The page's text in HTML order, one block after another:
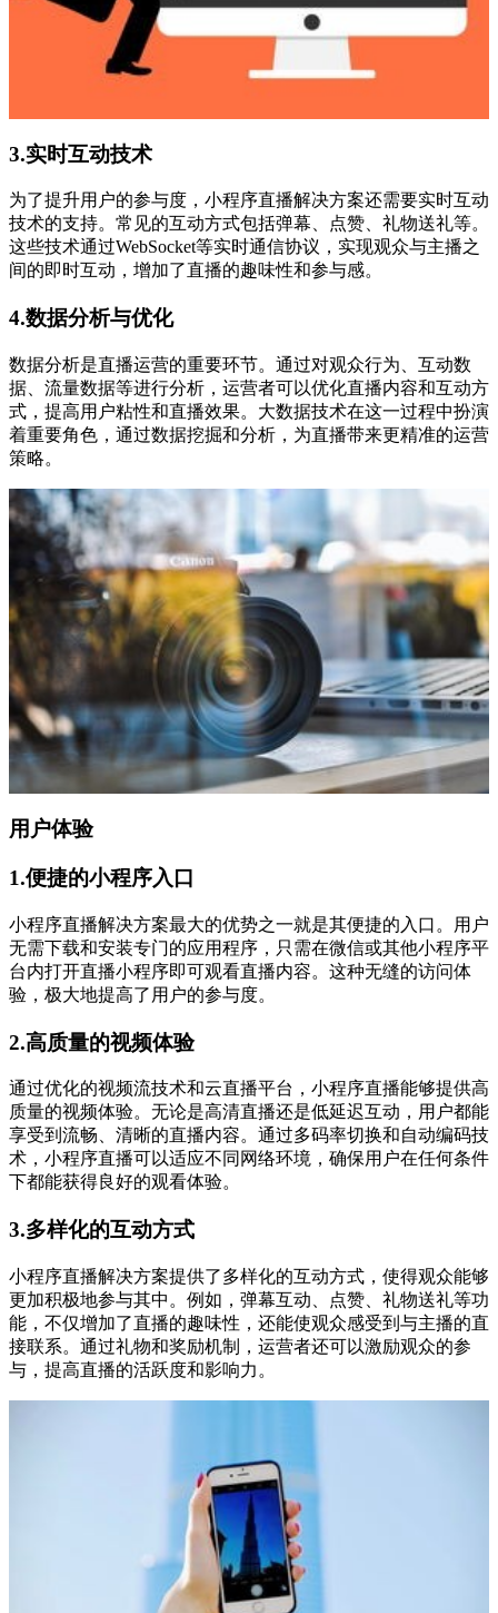
3.实时互动技术
为了提升用户的参与度，小程序直播解决方案还需要实时互动
技术的支持。常见的互动方式包括弹幕、点赞、礼物送礼等。
这些技术通过WebSocket等实时通信协议，实现观众与主播之
间的即时互动，增加了直播的趣味性和参与感。
4.数据分析与优化
数据分析是直播运营的重要环节。通过对观众行为、互动数
据、流量数据等进行分析，运营者可以优化直播内容和互动方
式，提高用户粘性和直播效果。大数据技术在这一过程中扮演
着重要角色，通过数据挖掘和分析，为直播带来更精准的运营
策略。
用户体验
1.便捷的小程序入口
小程序直播解决方案最大的优势之一就是其便捷的入口。用户
无需下载和安装专门的应用程序，只需在微信或其他小程序平
台内打开直播小程序即可观看直播内容。这种无缝的访问体
验，极大地提高了用户的参与度。
2.高质量的视频体验
通过优化的视频流技术和云直播平台，小程序直播能够提供高
质量的视频体验。无论是高清直播还是低延迟互动，用户都能
享受到流畅、清晰的直播内容。通过多码率切换和自动编码技
术，小程序直播可以适应不同网络环境，确保用户在任何条件
下都能获得良好的观看体验。
3.多样化的互动方式
小程序直播解决方案提供了多样化的互动方式，使得观众能够
更加积极地参与其中。例如，弹幕互动、点赞、礼物送礼等功
能，不仅增加了直播的趣味性，还能使观众感受到与主播的直
接联系。通过礼物和奖励机制，运营者还可以激励观众的参
与，提高直播的活跃度和影响力。